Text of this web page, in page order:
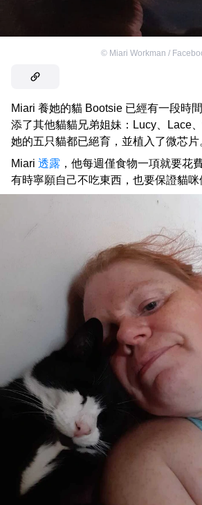
© Miari Workman /
Miari 養她的貓 Bootsie 已經有一段時
添了其他貓貓兄弟姐妹：Lucy、Lace
她的五只貓都已絕育，並植入了微芯片
Miari 透露 ，他每週僅食物一項就要花
有時寧願自己不吃東西，也要保證貓咪